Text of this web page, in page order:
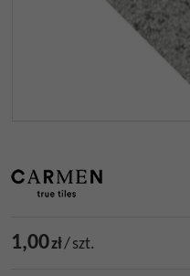
1,00zł/szt.